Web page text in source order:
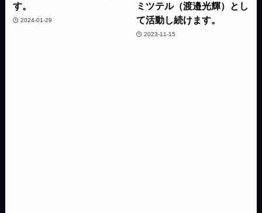
す。
2024-01-29
ミツテル（渡邉光輝）とし
て活動し続けます。
2023-11-15